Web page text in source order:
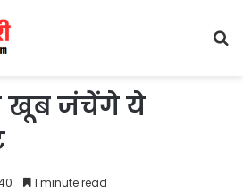
खूब जंचेंगे ये
1 minute read